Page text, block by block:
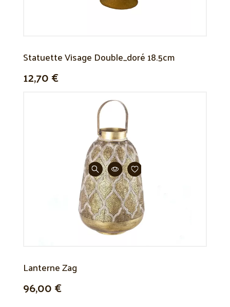
Statuette Visage Double_doré 18.5cm
12,70 €
Lanterne Zag
96,00 €